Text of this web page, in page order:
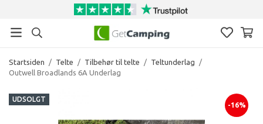
Startsiden / Telte / Tilbehør til telte / Teltunderlag
/
Outwell Broadlands 6A Underlag
UDSOLGT
-16%